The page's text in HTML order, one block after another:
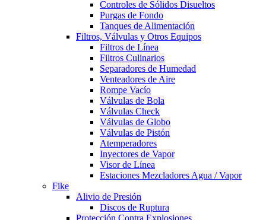
Controles de Sólidos Disueltos
Purgas de Fondo
Tanques de Alimentación
Filtros, Válvulas y Otros Equipos
Filtros de Línea
Filtros Culinarios
Separadores de Humedad
Venteadores de Aire
Rompe Vacío
Válvulas de Bola
Válvulas Check
Válvulas de Globo
Válvulas de Pistón
Atemperadores
Inyectores de Vapor
Visor de Línea
Estaciones Mezcladores Agua / Vapor
Fike
Alivio de Presión
Discos de Ruptura
Protección Contra Explosiones